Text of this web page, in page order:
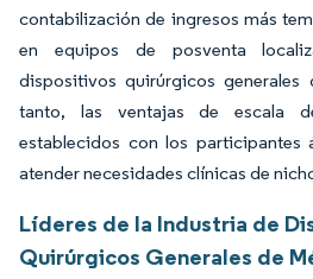
contabilización de ingresos más
en equipos de posventa
dispositivos quirúrgicos
tanto, las ventajas de escala
establecidos con los participantes
atender necesidades clínicas de
Líderes de la Industria de
Quirúrgicos Generales de